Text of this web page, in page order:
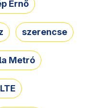
Ernő
szerencse
Metró